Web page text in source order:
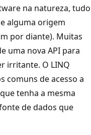
na natureza, tudo
alguma origem
por diante). Muitas
uma nova API para
irritante. O LINQ
comuns de acesso a
tenha a mesma
de dados que